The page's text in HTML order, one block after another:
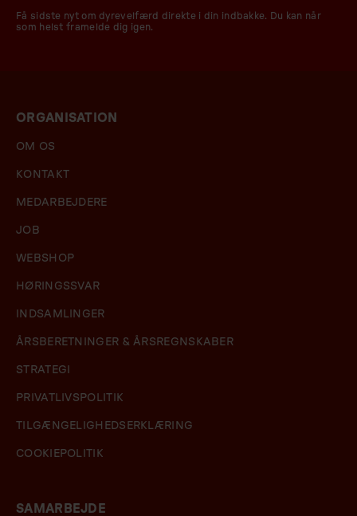
Få sidste nyt om dyrevelfærd direkte i din indbakke. Du kan når
som helst framelde dig igen.
ORGANISATION
OM OS
KONTAKT
MEDARBEJDERE
JOB
WEBSHOP
HØRINGSSVAR
INDSAMLINGER
ÅRSBERETNINGER & ÅRSREGNSKABER
STRATEGI
PRIVATLIVSPOLITIK
TILGÆNGELIGHEDSERKLÆRING
COOKIEPOLITIK
SAMARBEJDE